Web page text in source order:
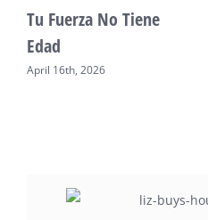
Vitalidad: Agua y
descanso
April 12th, 2026